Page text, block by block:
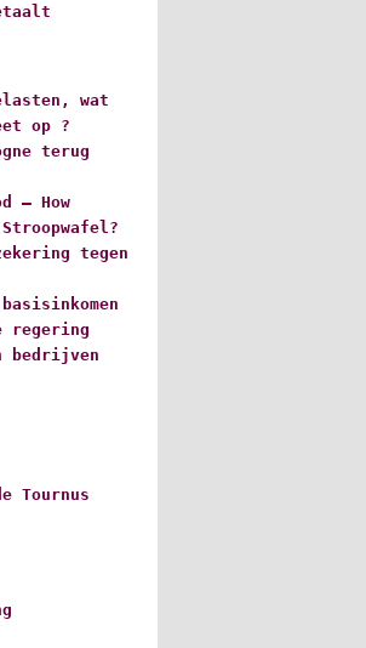
wat
op ?
terug
– How
tegen
regering
bedrijven
Tournus